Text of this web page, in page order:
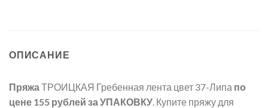
ОПИСАНИЕ
Пряжа ТРОИЦКАЯ Гребенная лента цвет 37-Липа по
цене 155 рублей за УПАКОВКУ . Купите пряжу для